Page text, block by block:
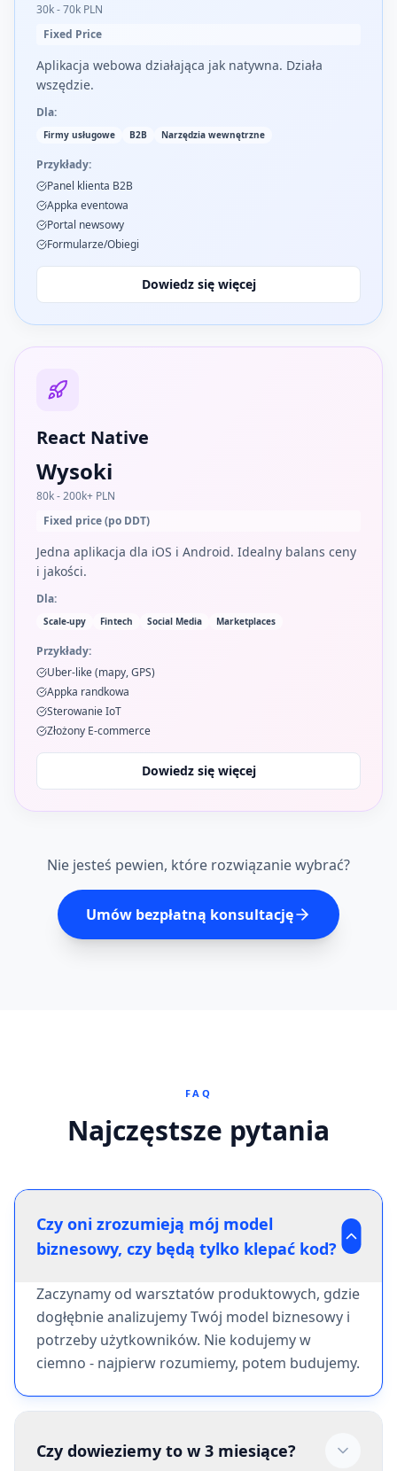
30k - 70k PLN
Fixed Price
Aplikacja webowa działająca jak natywna. Działa
wszędzie.
Dla:
Firmy usługowe B2B Narzędzia wewnętrzne
Przykłady:
Panel klienta B2B
Appka eventowa
Portal newsowy
Formularze/Obiegi
Dowiedz się więcej
React Native
Wysoki
80k - 200k+ PLN
Fixed price (po DDT)
Jedna aplikacja dla iOS i Android. Idealny balans ceny
i jakości.
Dla:
Scale-upy Fintech Social Media Marketplaces
Przykłady:
Uber-like (mapy, GPS)
Appka randkowa
Sterowanie IoT
Złożony E-commerce
Dowiedz się więcej
Nie jesteś pewien, które rozwiązanie wybrać?
Umów bezpłatną konsultację
FAQ
Najczęstsze pytania
Czy oni zrozumieją mój model
biznesowy, czy będą tylko klepać kod?
Zaczynamy od warsztatów produktowych, gdzie
dogłębnie analizujemy Twój model biznesowy i
potrzeby użytkowników. Nie kodujemy w
ciemno - najpierw rozumiemy, potem budujemy.
Czy dowieziemy to w 3 miesiące?